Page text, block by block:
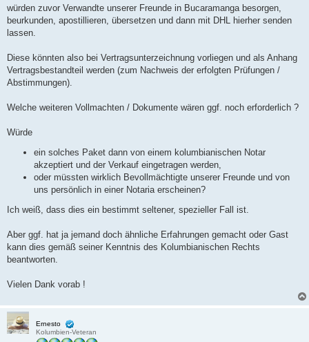
würden zuvor Verwandte unserer Freunde in Bucaramanga besorgen,
beurkunden, apostillieren, übersetzen und dann mit DHL hierher senden
lassen.
Diese könnten also bei Vertragsunterzeichnung vorliegen und als Anhang
Vertragsbestandteil werden (zum Nachweis der erfolgten Prüfungen /
Abstimmungen).
Welche weiteren Vollmachten / Dokumente wären ggf. noch erforderlich ?
Würde
ein solches Paket dann von einem kolumbianischen Notar
akzeptiert und der Verkauf eingetragen werden,
oder müssten wirklich Bevollmächtigte unserer Freunde und von
uns persönlich in einer Notaria erscheinen?
Ich weiß, dass dies ein bestimmt seltener, spezieller Fall ist.
Aber ggf. hat ja jemand doch ähnliche Erfahrungen gemacht oder Gast
kann dies gemäß seiner Kenntnis des Kolumbianischen Rechts
beantworten.
Vielen Dank vorab !
Ernesto
Kolumbien-Veteran